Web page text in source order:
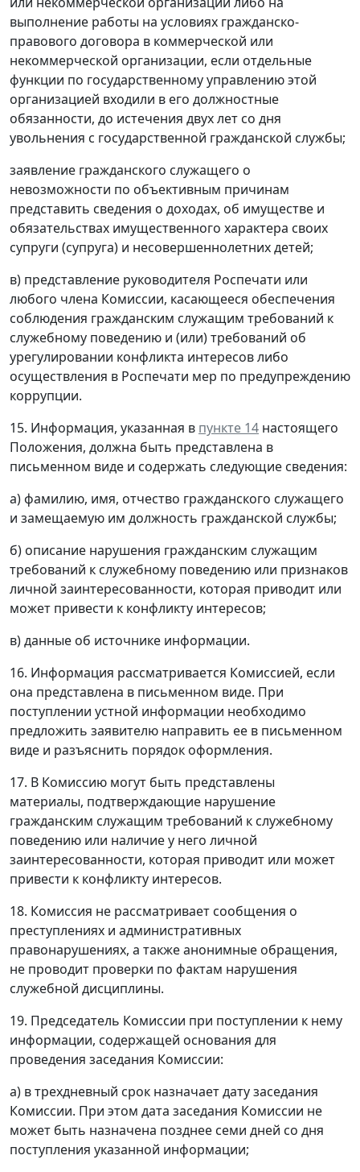
выполнение работы на условиях гражданско-
правового договора в коммерческой или
некоммерческой организации, если отдельные
функции по государственному управлению этой
организацией входили в его должностные
обязанности, до истечения двух лет со дня
увольнения с государственной гражданской службы;
заявление гражданского служащего о
невозможности по объективным причинам
представить сведения о доходах, об имуществе и
обязательствах имущественного характера своих
супруги (супруга) и несовершеннолетних детей;
в) представление руководителя Роспечати или
любого члена Комиссии, касающееся обеспечения
соблюдения гражданским служащим требований к
служебному поведению и (или) требований об
урегулировании конфликта интересов либо
осуществления в Роспечати мер по предупреждению
коррупции.
15. Информация, указанная в пункте 14 настоящего
Положения, должна быть представлена в
письменном виде и содержать следующие сведения:
а) фамилию, имя, отчество гражданского служащего
и замещаемую им должность гражданской службы;
б) описание нарушения гражданским служащим
требований к служебному поведению или признаков
личной заинтересованности, которая приводит или
может привести к конфликту интересов;
в) данные об источнике информации.
16. Информация рассматривается Комиссией, если
она представлена в письменном виде. При
поступлении устной информации необходимо
предложить заявителю направить ее в письменном
виде и разъяснить порядок оформления.
17. В Комиссию могут быть представлены
материалы, подтверждающие нарушение
гражданским служащим требований к служебному
поведению или наличие у него личной
заинтересованности, которая приводит или может
привести к конфликту интересов.
18. Комиссия не рассматривает сообщения о
преступлениях и административных
правонарушениях, а также анонимные обращения,
не проводит проверки по фактам нарушения
служебной дисциплины.
19. Председатель Комиссии при поступлении к нему
информации, содержащей основания для
проведения заседания Комиссии:
а) в трехдневный срок назначает дату заседания
Комиссии. При этом дата заседания Комиссии не
может быть назначена позднее семи дней со дня
поступления указанной информации;